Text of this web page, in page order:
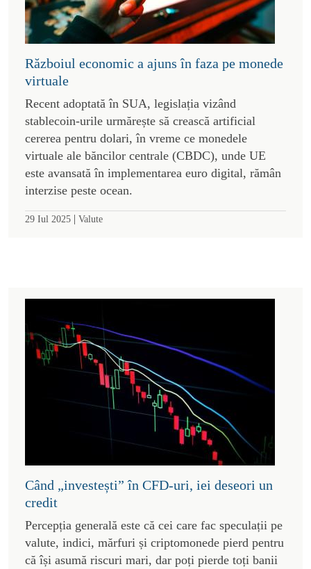
Războiul economic a ajuns în faza pe monede
virtuale
Recent adoptată în SUA, legislația vizând
stablecoin-urile urmărește să crească artificial
cererea pentru dolari, în vreme ce monedele
virtuale ale băncilor centrale (CBDC), unde UE
este avansată în implementarea euro digital, rămân
interzise peste ocean.
29 Iul 2025 | Valute
Când „investești” în CFD-uri, iei deseori un
credit
Percepția generală este că cei care fac speculații pe
valute, indici, mărfuri și criptomonede pierd pentru
că își asumă riscuri mari, dar poți pierde toți banii